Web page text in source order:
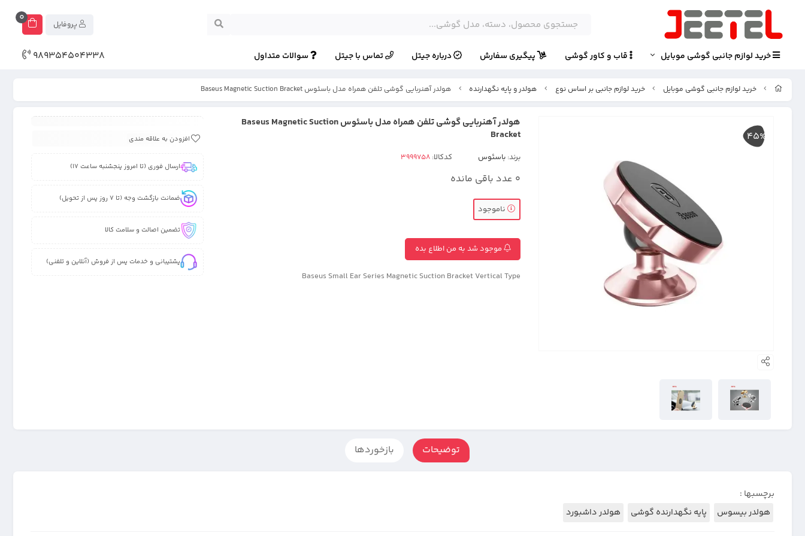
0
خرید لوازم جانبی گوشی موبایل قاب و کاور گوشی پیگیری سفارش درباره جیتل تماس با جیتل سوالات متداول 989354504338
خرید لوازم جانبی گوشی موبایل خرید لوازم جانبی بر اساس نوع هولدر و پایه نگهدارنده هولدر آهنربایی گوشی تلفن همراه مدل باسئوس Baseus Magnetic Suction Bracket
45%
هولدر آهنربایی گوشی تلفن همراه مدل باسئوس Baseus Magnetic Suction
Bracket
برند:باسئوس کدکالا:
0 عدد باقی مانده
ناموجود
موجود شد به من اطلاع بده
Baseus Small Ear Series Magnetic Suction Bracket Vertical Type
افزودن به علاقه مندی
ارسال فوری (تا امروز پنجشنبه ساعت 17)
ضمانت بازگشت وجه (تا 7 روز پس از تحویل)
تضمین اصالت و سلامت کالا
پشتیبانی و خدمات پس از فروش (آنلاین و تلفنی)
توضیحات بازخوردها
برچسبها :
هولدر بیسوس
پایه نگهدارنده گوشی هولدر داشبورد